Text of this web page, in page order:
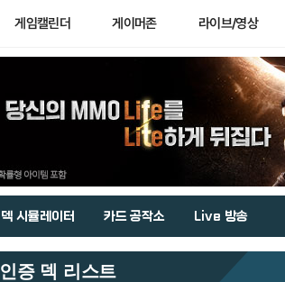
게임캘린더 게이머존 라이브/영상
덱 시뮬레이터 카드 공작소 Live 방송
인증 덱 리스트